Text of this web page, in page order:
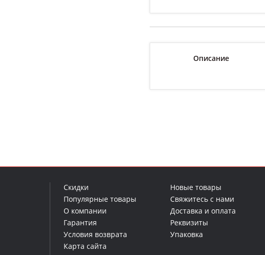
Описание
Скидки
Популярные товары
О компании
Гарантия
Условия возврата
Карта сайта
Новые товары
Свяжитесь с нами
Доставка и оплата
Реквизиты
Упаковка